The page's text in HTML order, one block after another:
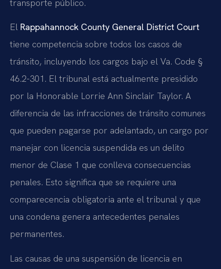
transporte público.
El Rappahannock County General District Court
tiene competencia sobre todos los casos de
tránsito, incluyendo los cargos bajo el Va. Code §
46.2-301. El tribunal está actualmente presidido
por la Honorable Lorrie Ann Sinclair Taylor. A
diferencia de las infracciones de tránsito comunes
que pueden pagarse por adelantado, un cargo por
manejar con licencia suspendida es un delito
menor de Clase 1 que conlleva consecuencias
penales. Esto significa que se requiere una
comparecencia obligatoria ante el tribunal y que
una condena genera antecedentes penales
permanentes.
Las causas de una suspensión de licencia en